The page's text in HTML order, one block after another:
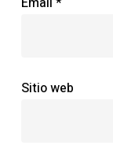
Sitio web